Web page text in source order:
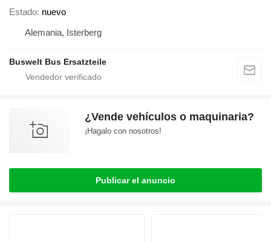
Estado nuevo
Alemania, Isterberg
Buswelt Bus Ersatzteile
¿Vende vehículos o maquinaria?
¡Hagalo con nosotros!
Publicar el anuncio